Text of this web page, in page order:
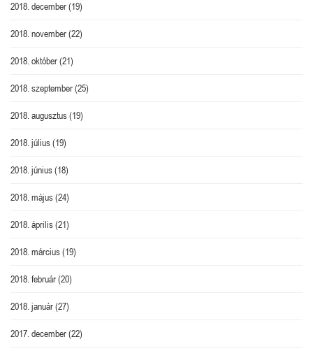
2018. december(19)
2018. november(22)
2018. október(21)
2018. szeptember(25)
2018. augusztus(19)
2018. július(19)
2018. június(18)
2018. május(24)
2018. április(21)
2018. március(19)
2018. február(20)
2018. január(27)
2017. december(22)